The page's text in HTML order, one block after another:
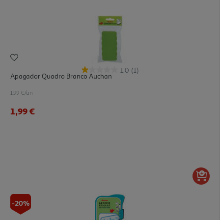
1.0 (1)
Apagador Quadro Branco Auchan
1.99 €/un
1,99 €
-20%